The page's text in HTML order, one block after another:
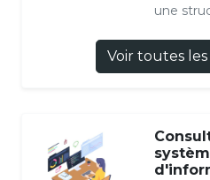
une
Voir toutes